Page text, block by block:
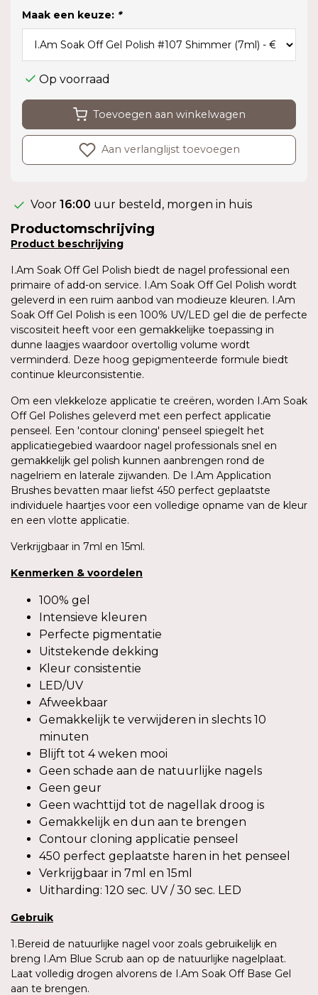
Maak een keuze: *
Op voorraad
Toevoegen aan winkelwagen
Aan verlanglijst toevoegen
Voor 16:00 uur besteld, morgen in huis
Productomschrijving
Product beschrijving
I.Am Soak Off Gel Polish biedt de nagel professional een
primaire of add-on service. I.Am Soak Off Gel Polish wordt
geleverd in een ruim aanbod van modieuze kleuren. I.Am
Soak Off Gel Polish is een 100% UV/LED gel die de perfecte
viscositeit heeft voor een gemakkelijke toepassing in
dunne laagjes waardoor overtollig volume wordt
verminderd. Deze hoog gepigmenteerde formule biedt
continue kleurconsistentie.
Om een vlekkeloze applicatie te creëren, worden I.Am Soak
Off Gel Polishes geleverd met een perfect applicatie
penseel. Een 'contour cloning' penseel spiegelt het
applicatiegebied waardoor nagel professionals snel en
gemakkelijk gel polish kunnen aanbrengen rond de
nagelriem en laterale zijwanden. De I.Am Application
Brushes bevatten maar liefst 450 perfect geplaatste
individuele haartjes voor een volledige opname van de kleur
en een vlotte applicatie.
Verkrijgbaar in 7ml en 15ml.
Kenmerken & voordelen
100% gel
Intensieve kleuren
Perfecte pigmentatie
Uitstekende dekking
Kleur consistentie
LED/UV
Afweekbaar
Gemakkelijk te verwijderen in slechts 10
minuten
Blijft tot 4 weken mooi
Geen schade aan de natuurlijke nagels
Geen geur
Geen wachttijd tot de nagellak droog is
Gemakkelijk en dun aan te brengen
Contour cloning applicatie penseel
450 perfect geplaatste haren in het penseel
Verkrijgbaar in 7ml en 15ml
Uitharding: 120 sec. UV / 30 sec. LED
Gebruik
1.Bereid de natuurlijke nagel voor zoals gebruikelijk en
breng I.Am Blue Scrub aan op de natuurlijke nagelplaat.
Laat volledig drogen alvorens de I.Am Soak Off Base Gel
aan te brengen.